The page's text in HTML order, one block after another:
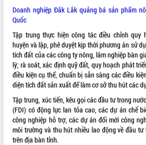
Tháo gỡ những vướng mắc, đẩy mạnh
công tác cải cách thủ tục hành chính
công tỉnh
Đắk Lắk: Tôn vinh 46 giải pháp tại Hội
thi Sáng tạo Kỹ thuật 2024 - 2025
Đắk Lắk rà soát, điều chỉnh Đề án 190
về phát triển nuôi trồng thủy sản
Phó Chủ tịch UBND tỉnh Đắk Lắk
Trương Công Thái kiểm tra thực địa
Dự án cao tốc Khánh Hòa - Buôn Ma
Thuột
Định vị cà phê Việt Nam như một “di
Doanh nghiệp Đắk Lắk quảng bá sản phẩm
Quốc
Tập trung thực hiện công tác điều chỉnh quy
huyện và lập, phê duyệt kịp thời phương án sử
tích đất của các công ty nông, lâm nghiệp bàn
lý; rà soát, xác định quỹ đất, quy hoạch phát
điều kiện cụ thể, chuẩn bị sẵn sàng các điều
diện tích đất sản xuất để làm cơ sở thu hút các
Tập trung, xúc tiến, kêu gọi các đầu tư trong
(FDI) có động lực lan tỏa cao, các dự án chế
công nghiệp hỗ trợ, các dự án đổi mới công
môi trường và thu hút nhiều lao động về đầu
trên địa bàn tỉnh.